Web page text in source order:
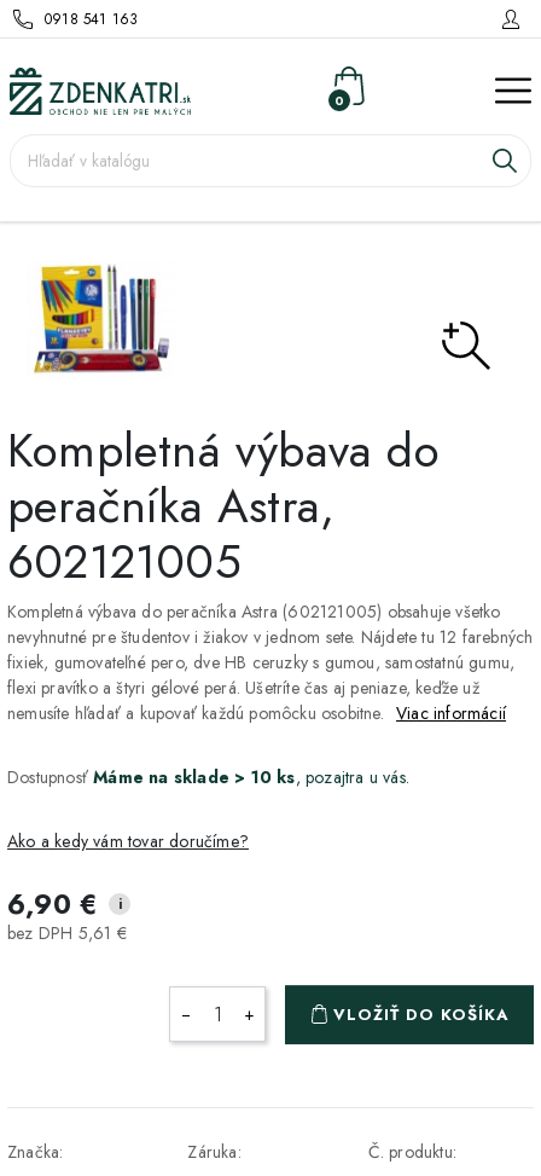
0918 541 163
0
Kompletná výbava do
peračníka Astra,
602121005
Kompletná výbava do peračníka Astra (602121005) obsahuje všetko
nevyhnutné pre študentov i žiakov v jednom sete. Nájdete tu 12 farebných
fixiek, gumovateľné pero, dve HB ceruzky s gumou, samostatnú gumu,
flexi pravítko a štyri gélové perá. Ušetríte čas aj peniaze, keďže už
nemusíte hľadať a kupovať každú pomôcku osobitne. Viac informácií
DostupnosťMáme na sklade > 10 ks, pozajtra u vás.
Ako a kedy vám tovar doručíme?
DPD Home - doručenie
na adresu
Rýchle a spoľahlivé
doručenie.
čase, ktorý vám najviac
6,90 € i
bez DPH 5,61 €
− + VLOŽIŤ DO KOŠÍKA
Značka:
Záruka:
Č. produktu: